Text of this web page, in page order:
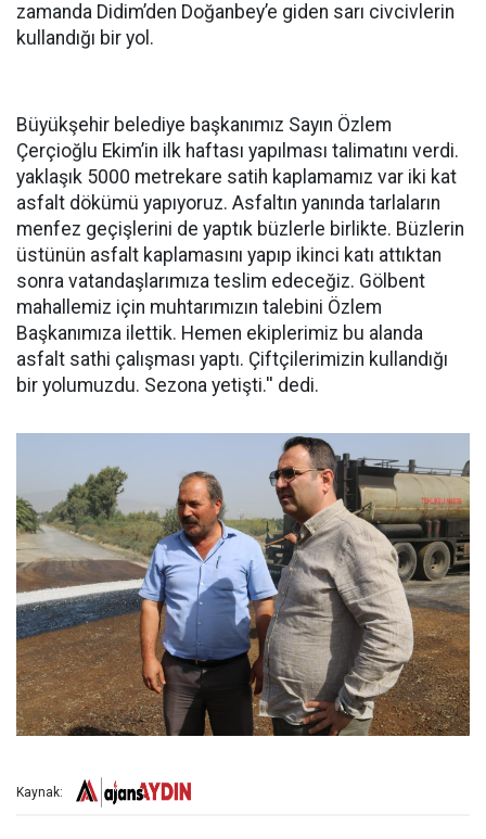
zamanda Didim’den Doğanbey’e giden sarı civcivlerin
kullandığı bir yol.
Büyükşehir belediye başkanımız Sayın Özlem
Çerçioğlu Ekim’in ilk haftası yapılması talimatını verdi.
yaklaşık 5000 metrekare satih kaplamamız var iki kat
asfalt dökümü yapıyoruz. Asfaltın yanında tarlaların
menfez geçişlerini de yaptık büzlerle birlikte. Büzlerin
üstünün asfalt kaplamasını yapıp ikinci katı attıktan
sonra vatandaşlarımıza teslim edeceğiz. Gölbent
mahallemiz için muhtarımızın talebini Özlem
Başkanımıza ilettik. Hemen ekiplerimiz bu alanda
asfalt sathi çalışması yaptı. Çiftçilerimizin kullandığı
bir yolumuzdu. Sezona yetişti.'' dedi.
Kaynak: